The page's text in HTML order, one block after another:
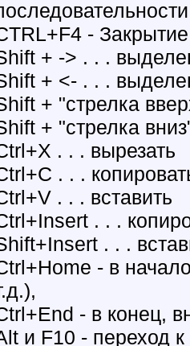
-
+ -> . . .
+ <- . . .
+ "стрелка
+ "стрелка
. . . вырезать
. . .
. . . вставить
. . .
. . .
- в
- в конец,
и F10 - переход